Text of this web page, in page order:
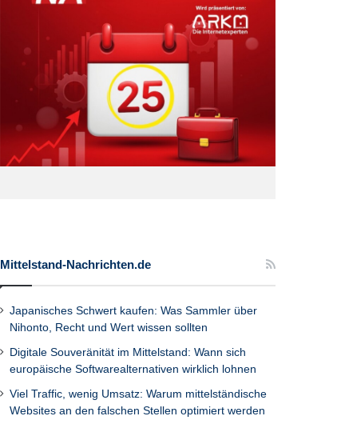
Mittelstand-Nachrichten.de
Japanisches Schwert kaufen: Was Sammler über
Nihonto, Recht und Wert wissen sollten
Digitale Souveränität im Mittelstand: Wann sich
europäische Softwarealternativen wirklich lohnen
Viel Traffic, wenig Umsatz: Warum mittelständische
Websites an den falschen Stellen optimiert werden